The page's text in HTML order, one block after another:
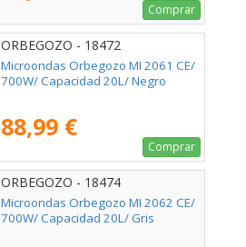
Comprar
ORBEGOZO - 18472
Microondas Orbegozo MI 2061 CE/
700W/ Capacidad 20L/ Negro
88,99 €
Comprar
ORBEGOZO - 18474
Microondas Orbegozo MI 2062 CE/
700W/ Capacidad 20L/ Gris